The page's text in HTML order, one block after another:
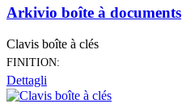
Arkivio boîte à documents
Clavis boîte à clés
FINITION:
Dettagli